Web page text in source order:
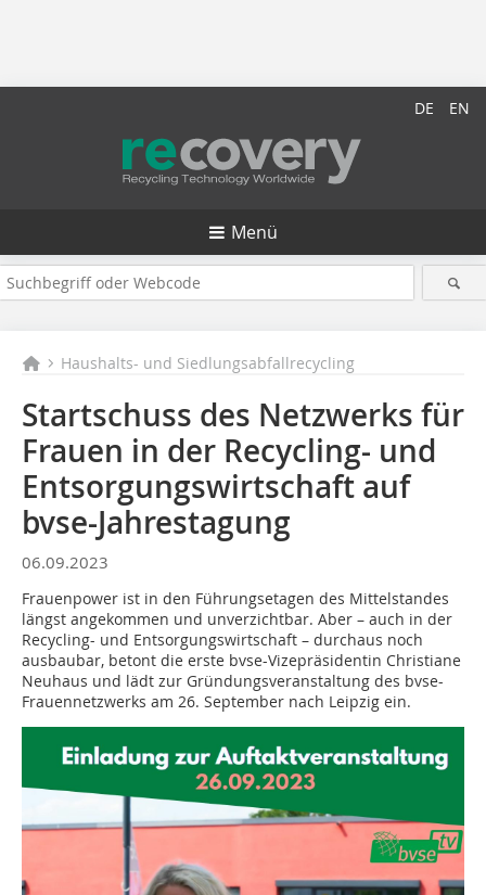
DE EN
Menü
Haushalts- und Siedlungsabfallrecycling
Startschuss des Netzwerks für
Frauen in der Recycling- und
Entsorgungswirtschaft auf
bvse-Jahrestagung
06.09.2023
Frauenpower ist in den Führungsetagen des Mittelstandes
längst angekommen und unverzichtbar. Aber – auch in der
Recycling- und Entsorgungswirtschaft – durchaus noch
ausbaubar, betont die erste bvse-Vizepräsidentin Christiane
Neuhaus und lädt zur Gründungsveranstaltung des bvse-
Frauennetzwerks am 26. September nach Leipzig ein.